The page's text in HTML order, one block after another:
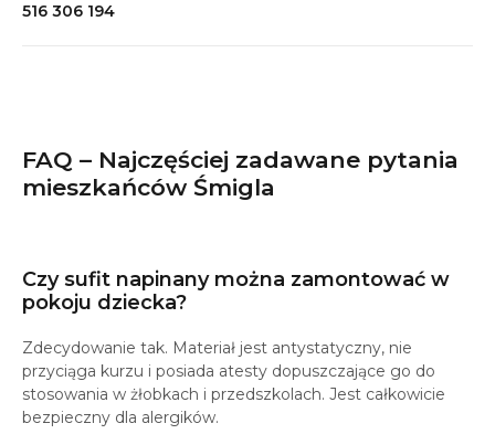
516 306 194
FAQ – Najczęściej zadawane pytania
mieszkańców Śmigla
Czy sufit napinany można zamontować w
pokoju dziecka?
Zdecydowanie tak. Materiał jest antystatyczny, nie
przyciąga kurzu i posiada atesty dopuszczające go do
stosowania w żłobkach i przedszkolach. Jest całkowicie
bezpieczny dla alergików.